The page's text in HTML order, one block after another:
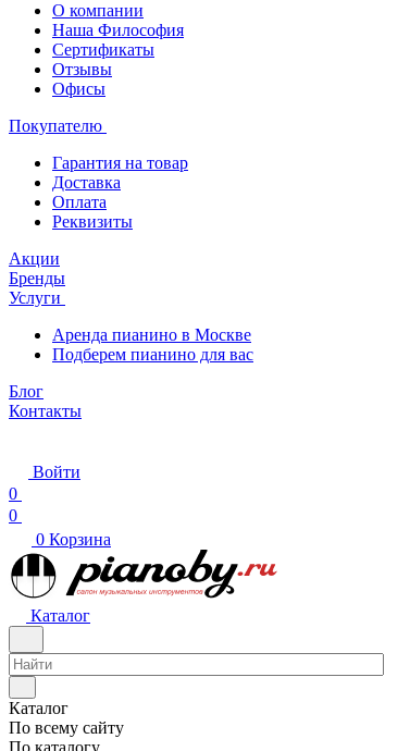
О компании
Наша Философия
Сертификаты
Отзывы
Офисы
Покупателю
Гарантия на товар
Доставка
Оплата
Реквизиты
Акции
Бренды
Услуги
Аренда пианино в Москве
Подберем пианино для вас
Блог
Контакты
Войти
0
0
0 Корзина
Каталог
Каталог
По всему сайту
По каталогу